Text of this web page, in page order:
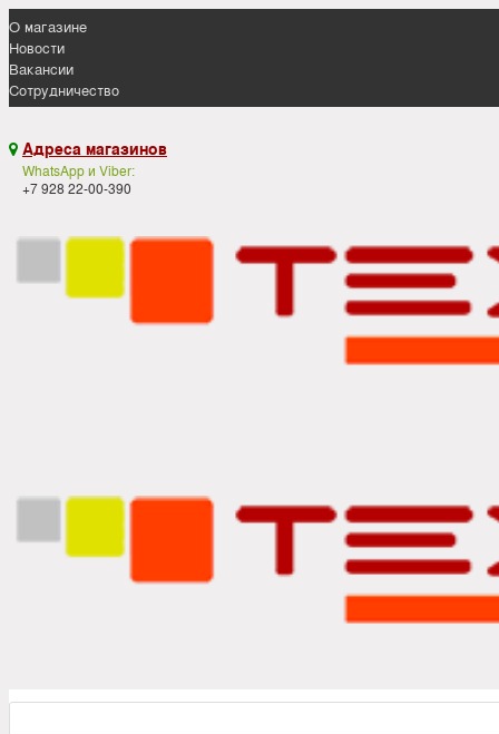
О магазине
Новости
Вакансии
Сотрудничество
 Адреса магазинов
WhatsApp и Viber:
+7 928 22-00-390